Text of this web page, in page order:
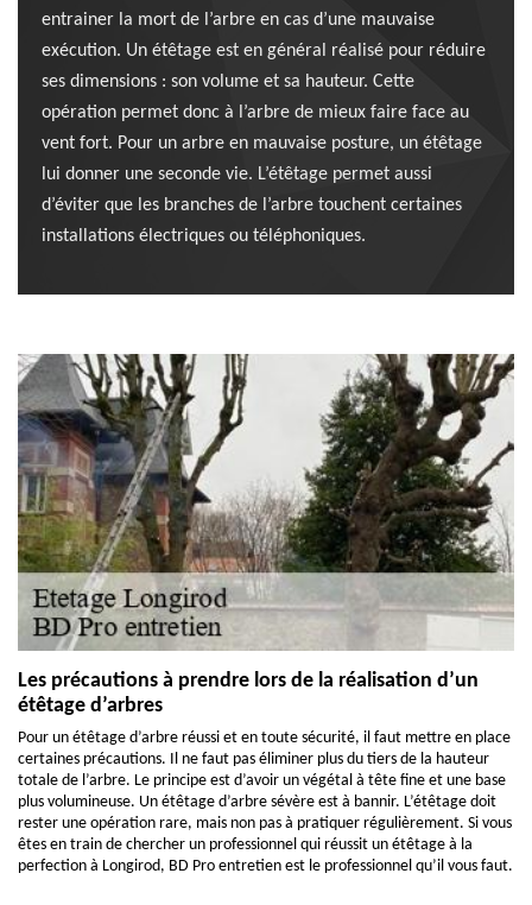
entrainer la mort de l’arbre en cas d’une mauvaise
exécution. Un étêtage est en général réalisé pour réduire
ses dimensions : son volume et sa hauteur. Cette
opération permet donc à l’arbre de mieux faire face au
vent fort. Pour un arbre en mauvaise posture, un étêtage
lui donner une seconde vie. L’étêtage permet aussi
d’éviter que les branches de l’arbre touchent certaines
installations électriques ou téléphoniques.
Les précautions à prendre lors de la réalisation d’un
étêtage d’arbres
Pour un étêtage d’arbre réussi et en toute sécurité, il faut mettre en place
certaines précautions. Il ne faut pas éliminer plus du tiers de la hauteur
totale de l’arbre. Le principe est d’avoir un végétal à tête fine et une base
plus volumineuse. Un étêtage d’arbre sévère est à bannir. L’étêtage doit
rester une opération rare, mais non pas à pratiquer régulièrement. Si vous
êtes en train de chercher un professionnel qui réussit un étêtage à la
perfection à Longirod, BD Pro entretien est le professionnel qu’il vous faut.